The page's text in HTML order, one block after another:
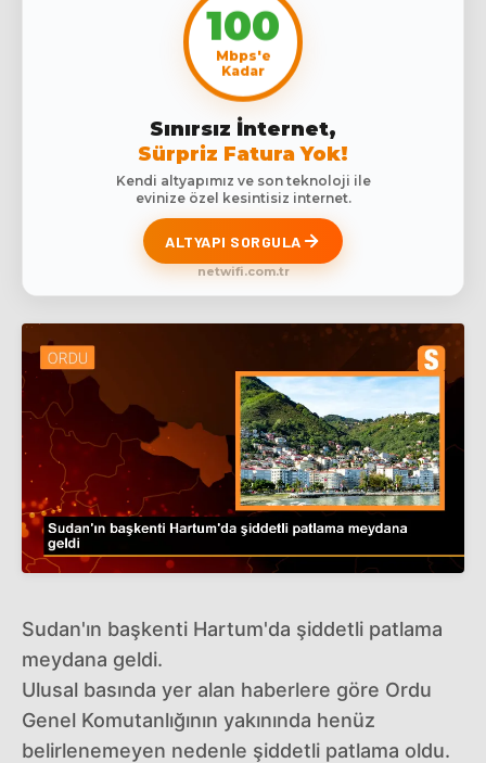
100
Mbps'e
Kadar
Sınırsız İnternet,
Sürpriz Fatura Yok!
Kendi altyapımız ve son teknoloji ile
evinize özel kesintisiz internet.
ALTYAPI SORGULA
netwifi.com.tr
Sudan'ın başkenti Hartum'da şiddetli patlama
meydana geldi.
Ulusal basında yer alan haberlere göre Ordu
Genel Komutanlığının yakınında henüz
belirlenemeyen nedenle şiddetli patlama oldu.